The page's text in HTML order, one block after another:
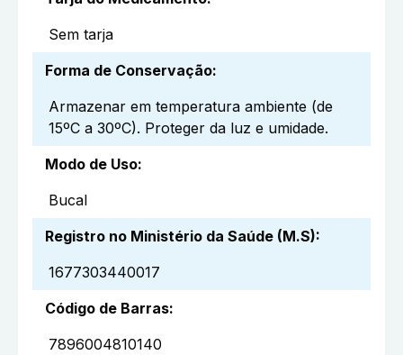
Sem tarja
Forma de Conservação:
Armazenar em temperatura ambiente (de
15ºC a 30ºC). Proteger da luz e umidade.
Modo de Uso:
Bucal
Registro no Ministério da Saúde (M.S):
1677303440017
Código de Barras:
7896004810140